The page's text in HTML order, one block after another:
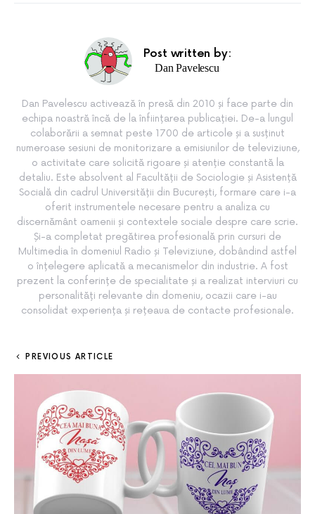
Post written by:
Dan Pavelescu
Dan Pavelescu activează în presă din 2010 și face parte din
echipa noastră încă de la înființarea publicației. De-a lungul
colaborării a semnat peste 1700 de articole și a susținut
numeroase sesiuni de monitorizare a emisiunilor de televiziune,
o activitate care solicită rigoare și atenție constantă la
detaliu. Este absolvent al Facultății de Sociologie și Asistență
Socială din cadrul Universității din București, formare care i-a
oferit instrumentele necesare pentru a analiza cu
discernământ oamenii și contextele sociale despre care scrie.
Și-a completat pregătirea profesională prin cursuri de
Multimedia în domeniul Radio și Televiziune, dobândind astfel
o înțelegere aplicată a mecanismelor din industrie. A fost
prezent la conferințe de specialitate și a realizat interviuri cu
personalități relevante din domeniu, ocazii care i-au
consolidat experiența și rețeaua de contacte profesionale.
PREVIOUS ARTICLE